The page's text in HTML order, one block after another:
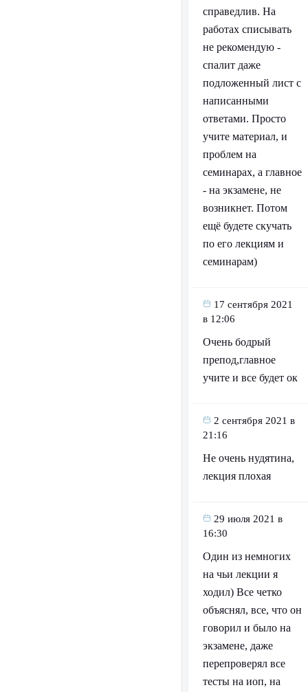
справедлив. На
работах списывать
не рекомендую -
спалит даже
подложенный лист с
написанными
ответами. Просто
учите материал, и
проблем на
семинарах, а главное
- на экзамене, не
возникнет. Потом
ещё будете скучать
по его лекциям и
семинарам)
17 сентября 2021
в 12:06
Очень бодрый
препод,главное
учите и все будет ок
2 сентября 2021 в
21:16
Не очень нудятина,
лекция плохая
29 июля 2021 в
16:30
Один из немногих
на чьи лекции я
ходил) Все четко
объяснял, все, что он
говорил и было на
экзамене, даже
перепроверял все
тесты на иоп, на